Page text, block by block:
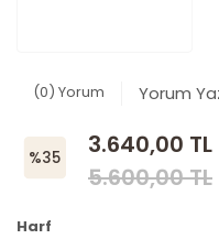
(0) Yorum Yorum
%35
3.640,00 TL
5.600,00 TL
Harf